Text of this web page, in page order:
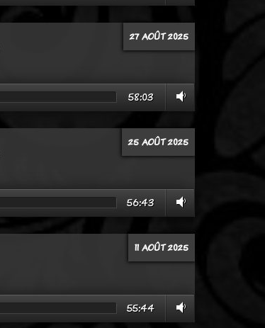
27 AOÛT 2025
58:03
25 AOÛT 2025
56:43
11 AOÛT 2025
55:44